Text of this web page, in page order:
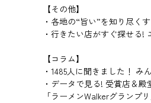
【その他】
・各地の“旨い”を知り尽く
・行きたい店がすぐ探せる!
【コラム】
・1485人に聞きました！ み
・データで見る! 受賞店＆
「ラーメンWalkerグランプ